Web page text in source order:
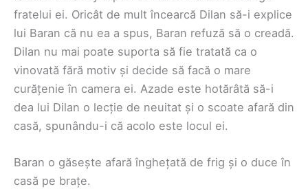
fratelui ei. Oricât de mult încearcă Dilan să-i explice
lui Baran că nu ea a spus, Baran refuză să o creadă.
Dilan nu mai poate suporta să fie tratată ca o
vinovată fără motiv și decide să facă o mare
curățenie în camera ei. Azade este hotărâtă să-i
dea lui Dilan o lecție de neuitat și o scoate afară din
casă, spunându-i că acolo este locul ei.
Baran o găsește afară înghețată de frig și o duce în
casă pe brațe.